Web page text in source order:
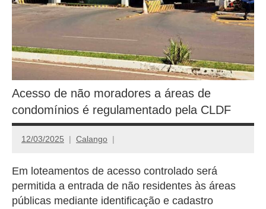
Acesso de não moradores a áreas de
condomínios é regulamentado pela CLDF
12/03/2025 Calango
Em loteamentos de acesso controlado será
permitida a entrada de não residentes às áreas
públicas mediante identificação e cadastro